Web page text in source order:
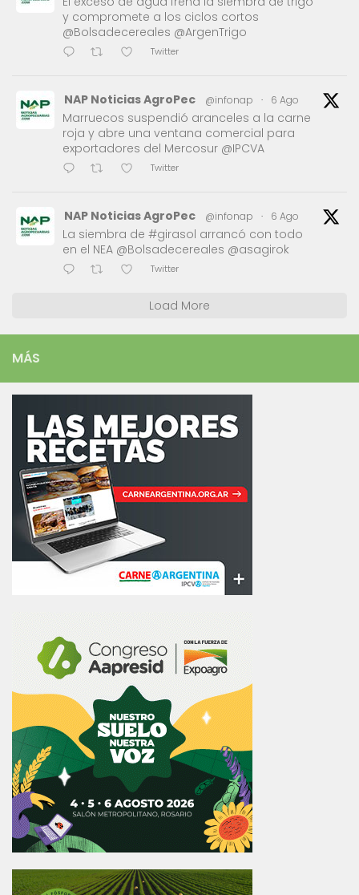
y compromete a los ciclos cortos
@Bolsadecereales @ArgenTrigo
Twitter
NAP Noticias AgroPec @infonap · 6 Ago
Marruecos suspendió aranceles a la carne
roja y abre una ventana comercial para
exportadores del Mercosur @IPCVA
Twitter
NAP Noticias AgroPec @infonap · 6 Ago
La siembra de #girasol arrancó con todo
en el NEA @Bolsadecereales @asagirok
Twitter
Load More
MÁS